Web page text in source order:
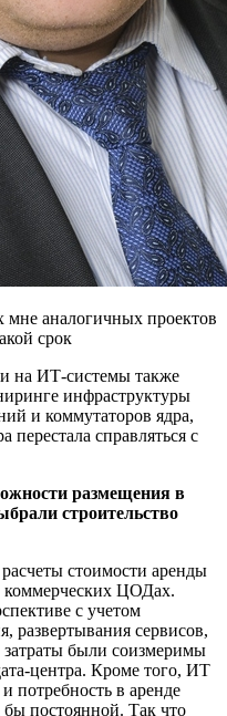
аналогичных проектов
срок
на ИТ-системы также
инфраструктуры
и коммутаторов ядра,
перестала справляться с
размещения в
строительство
стоимости аренды
коммерческих ЦОДах.
с учетом
развертывания сервисов,
затраты были соизмеримы
центра. Кроме того, ИТ
потребность в аренде
постоянной. Так что